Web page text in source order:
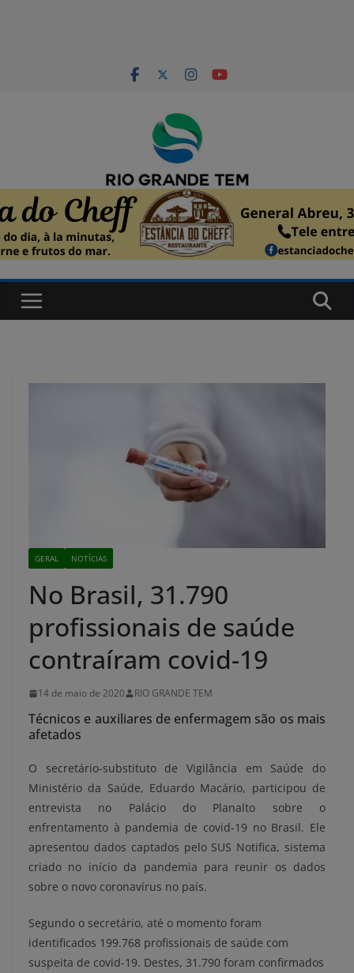
GERAL NOTÍCIAS
No Brasil, 31.790
profissionais de saúde
contraíram covid-19
14 de maio de 2020 RIO GRANDE TEM
Técnicos e auxiliares de enfermagem são os mais
afetados
O secretário-substituto de Vigilância em Saúde do
Ministério da Saúde, Eduardo Macário, participou de
entrevista no Palácio do Planalto sobre o
enfrentamento à pandemia de covid-19 no Brasil. Ele
apresentou dados captados pelo SUS Notifica, sistema
criado no início da pandemia para reunir os dados
sobre o novo coronavírus no país.
Segundo o secretário, até o momento foram
identificados 199.768 profissionais de saúde com
suspeita de covid-19. Destes, 31.790 foram confirmados